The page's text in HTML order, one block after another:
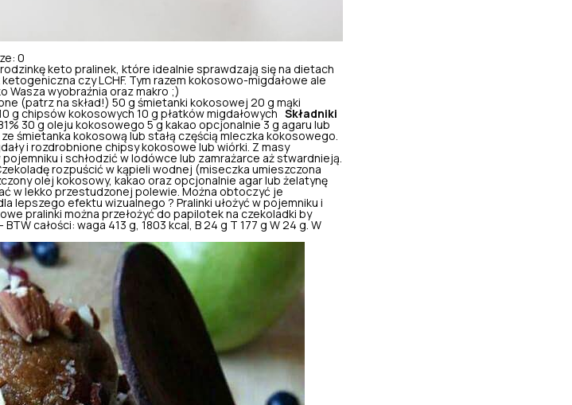
0
keto pralinek, które idealnie sprawdzają się na dietach
ketogeniczna czy LCHF. Tym razem kokosowo-migdałowe ale
Wasza wyobraźnia oraz makro ;)
(patrz na skład!) 50 g śmietanki kokosowej 20 g mąki
g chipsów kokosowych 10 g płatków migdałowych Składniki
30 g oleju kokosowego 5 g kakao opcjonalnie 3 g agaru lub
śmietanka kokosową lub stałą częścią mleczka kokosowego.
i rozdrobnione chipsy kokosowe lub wiórki. Z masy
i schłodzić w lodówce lub zamrażarce aż stwardnieją.
rozpuścić w kąpieli wodnej (miseczka umieszczona
olej kokosowy, kakao oraz opcjonalnie agar lub żelatynę
w lekko przestudzonej polewie. Można obtoczyć je
lepszego efektu wizualnego ? Pralinki ułożyć w pojemniku i
pralinki można przełożyć do papilotek na czekoladki by
całości: waga 413 g, 1803 kcal, B 24 g T 177 g W 24 g. W